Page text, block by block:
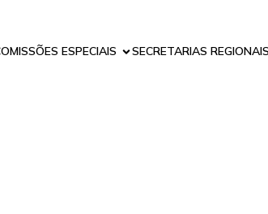
ESPECIAIS SECRETARIAS REGIONAIS